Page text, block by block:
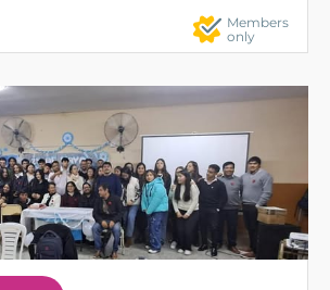
Members
only